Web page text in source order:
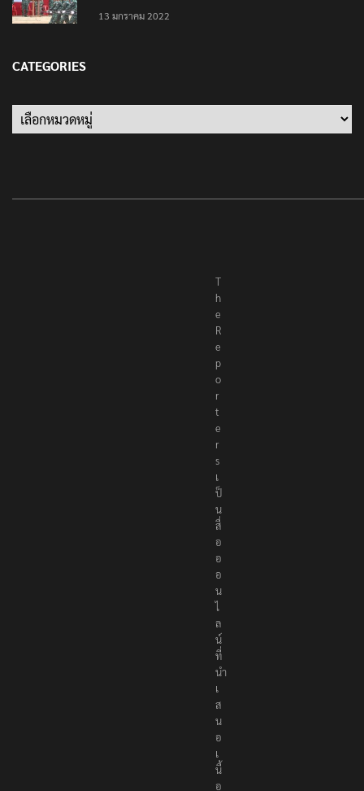
13 มกราคม 2022
CATEGORIES
T
h
e
R
e
p
o
r
t
e
r
s
เ
ป็
น
สื่
อ
อ
อ
น
ไ
ล
น์
ที่
นำ
เ
ส
น
อ
เ
นื้
อ